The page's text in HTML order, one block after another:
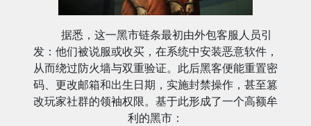
据悉，这一黑市链条最初由外包客服人员引
发：他们被说服或收买，在系统中安装恶意软件，
从而绕过防火墙与双重验证。此后黑客便能重置密
码、更改邮箱和出生日期，实施封禁操作，甚至篡
改玩家社群的领袖权限。基于此形成了一个高额牟
利的黑市：